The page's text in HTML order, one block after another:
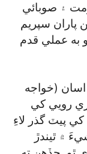
۽ صوبائي
پاران سپريم
به عملي قدم
اسان (خواجه
رويي کي
پيٽ گذر لاءِ
۾ ٿيندڙ